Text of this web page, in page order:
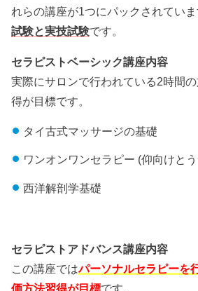
れらの講座が1つにパックされてい
試験と実技試験です。
セラピストベーシック講座内容
実際にサロンで行われている2時間
得が目標です。
タイ古式マッサージの基礎
ワンオンワンセラピー (仰向けと
西洋解剖学基礎
セラピストアドバンス講座内容
この講座ではパーソナルセラピーを
価方法習得が目標です。